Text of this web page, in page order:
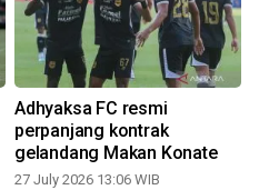
Adhyaksa FC resmi
perpanjang kontrak
gelandang Makan Konate
27 July 2026 13:06 WIB